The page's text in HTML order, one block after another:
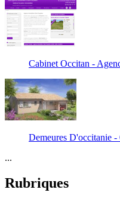
Cabinet Occitan -
Demeures D'occitanie
...
Rubriques